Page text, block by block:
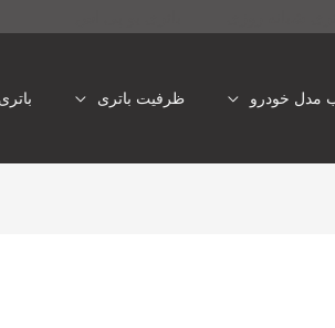
مدل خودرو ظرفیت باتری